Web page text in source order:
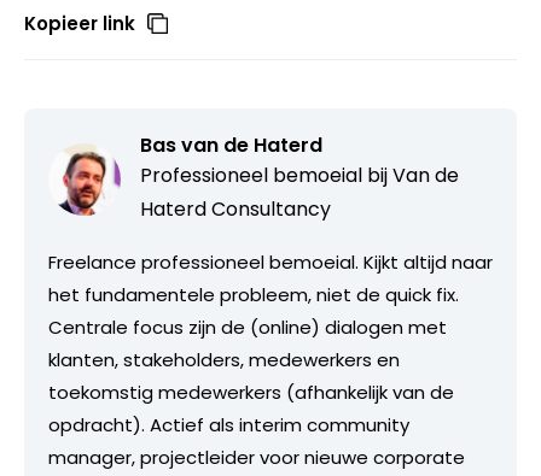
Kopieer link
Bas van de Haterd
Professioneel bemoeial bijVan de
Haterd Consultancy
Freelance professioneel bemoeial. Kijkt altijd naar
het fundamentele probleem, niet de quick fix.
Centrale focus zijn de (online) dialogen met
klanten, stakeholders, medewerkers en
toekomstig medewerkers (afhankelijk van de
opdracht). Actief als interim community
manager, projectleider voor nieuwe corporate